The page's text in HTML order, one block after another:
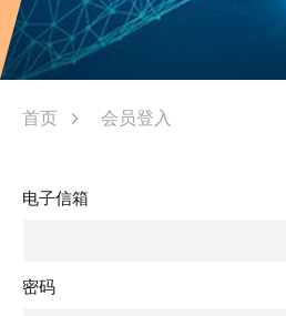
首页 会员登入
电子信箱
密码